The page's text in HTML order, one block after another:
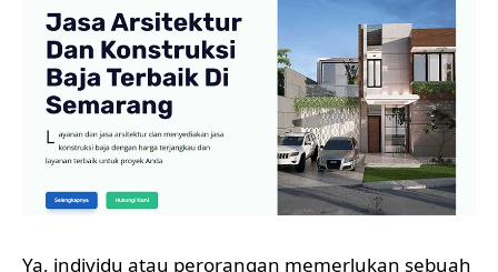
Ya, individu atau perorangan memerlukan sebuah